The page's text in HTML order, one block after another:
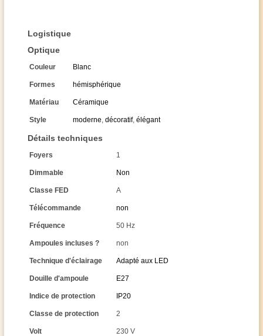
Logistique
Optique
Couleur Blanc
Formes hémisphérique
Matériau Céramique
Style moderne, décoratif, élégant
Détails techniques
Foyers 1
Dimmable Non
Classe FED A
Télécommande non
Fréquence 50 Hz
Ampoules incluses ? non
Technique d'éclairage Adapté aux LED
Douille d'ampoule E27
Indice de protection IP20
Classe de protection 2
Volt 230 V